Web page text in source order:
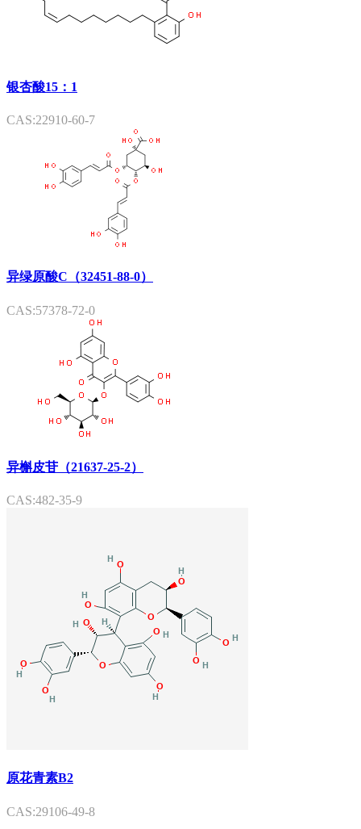
银杏酸15：1
CAS:22910-60-7
异绿原酸C（32451-88-0）
CAS:57378-72-0
异槲皮苷（21637-25-2）
CAS:482-35-9
原花青素B2
CAS:29106-49-8